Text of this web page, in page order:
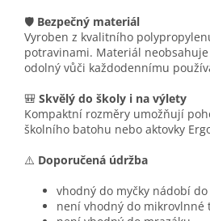
🛡️ Bezpečný materiál
Vyroben z kvalitního
potravinami. Materiál
odolný vůči každodennímu
🎒 Skvělý do školy i na výlety
Kompaktní rozměry umožňují
školního batohu nebo aktovky
⚠️ Doporučená údržba
vhodný do myčky nádobí do
není vhodný do mikrovlnné